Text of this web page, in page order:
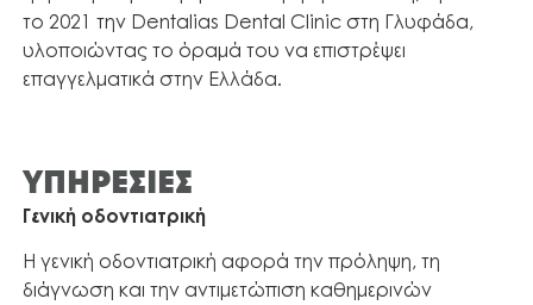
το 2021 την Dentalias Dental Clinic στη Γλυφάδα,
υλοποιώντας το όραμά του να επιστρέψει
επαγγελματικά στην Ελλάδα.
ΥΠΗΡΕΣΙΕΣ
Γενική οδοντιατρική
Η γενική οδοντιατρική αφορά την πρόληψη, τη
διάγνωση και την αντιμετώπιση καθημερινών